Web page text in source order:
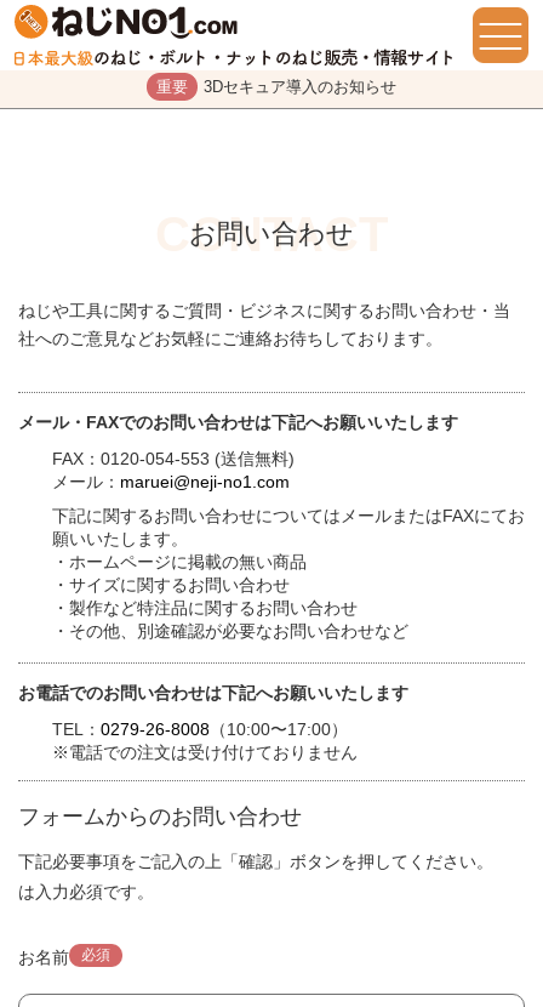
重要 3Dセキュア導入のお知らせ
お問い合わせ
ねじや工具に関するご質問・ビジネスに関するお問い合わせ・当
社へのご意見などお気軽にご連絡お待ちしております。
メール・FAXでのお問い合わせは下記へお願いいたします
FAX：0120-054-553 (送信無料)
メール： maruei@neji-no1.com
下記に関するお問い合わせについてはメールまたはFAXにてお
願いいたします。
・ホームページに掲載の無い商品
・サイズに関するお問い合わせ
・製作など特注品に関するお問い合わせ
・その他、別途確認が必要なお問い合わせなど
お電話でのお問い合わせは下記へお願いいたします
TEL： 0279-26-8008 （10:00〜17:00）
※電話での注文は受け付けておりません
フォームからのお問い合わせ
下記必要事項をご記入の上「確認」ボタンを押してください。
は入力必須です。
お名前 必須